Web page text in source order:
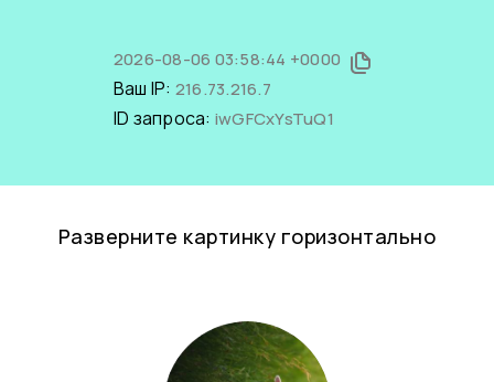
2026-08-06 03:58:44 +0000
Ваш IP: 216.73.216.7
ID запроса: iwGFCxYsTuQ1
Разверните картинку горизонтально